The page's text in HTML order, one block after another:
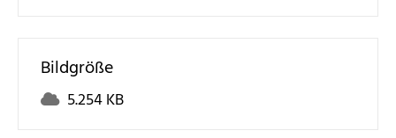
Bildgröße
5.254 KB